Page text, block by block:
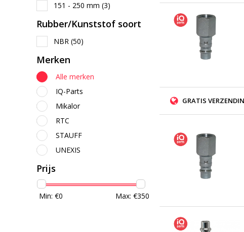
151 - 250 mm (3)
Rubber/Kunststof soort
NBR (50)
Merken
Alle merken
IQ-Parts
Mikalor
RTC
STAUFF
UNEXIS
Prijs
Min: €0 Max: €350
GRATIS